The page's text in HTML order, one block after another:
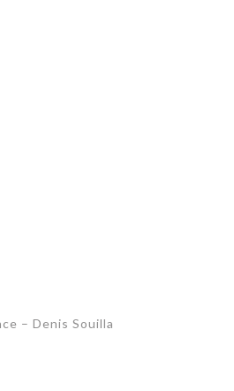
– Denis Souilla